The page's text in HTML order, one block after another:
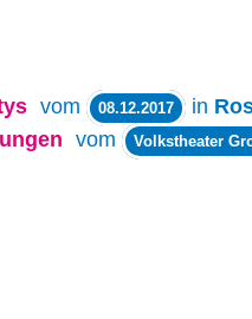
vom 08.12.2017 in
vom Volkstheater